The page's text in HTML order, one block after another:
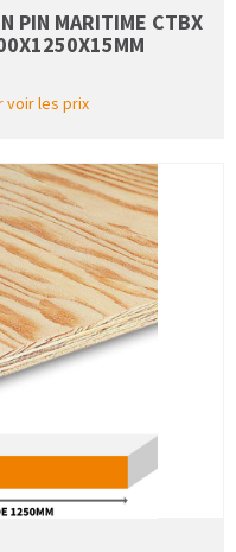
PIN MARITIME CTBX
voir les prix